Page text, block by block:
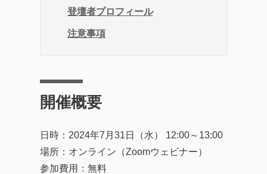
登壇者プロフィール
注意事項
開催概要
日時：2024年7月31日（水） 12:00～13:00
場所：オンライン（Zoomウェビナー）
参加費用：無料